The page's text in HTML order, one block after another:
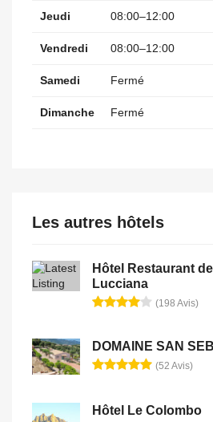
Jeudi 08:00–12:00
Vendredi 08:00–12:00
Samedi Fermé
Dimanche Fermé
Les autres hôtels
Hôtel Restaurant
Lucciana
(198 Avis)
DOMAINE SAN
(52 Avis)
Hôtel Le Colombo